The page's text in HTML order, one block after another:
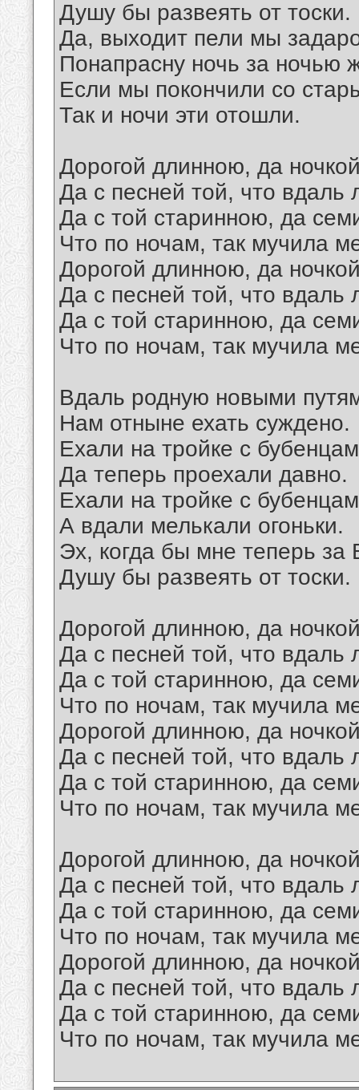
Душу бы развеять от тоски.
Да, выходит пели мы
Понапрасну ночь за ночью
Если мы покончили со
Так и ночи эти отошли.
Дорогой длинною, да
Да с песней той, что вдаль
Да с той старинною, да
Что по ночам, так мучила
Дорогой длинною, да
Да с песней той, что вдаль
Да с той старинною, да
Что по ночам, так мучила
Вдаль родную новыми
Нам отныне ехать суждено.
Ехали на тройке с
Да теперь проехали давно.
Ехали на тройке с
А вдали мелькали огоньки.
Эх, когда бы мне теперь за
Душу бы развеять от тоски.
Дорогой длинною, да
Да с песней той, что вдаль
Да с той старинною, да
Что по ночам, так мучила
Дорогой длинною, да
Да с песней той, что вдаль
Да с той старинною, да
Что по ночам, так мучила
Дорогой длинною, да
Да с песней той, что вдаль
Да с той старинною, да
Что по ночам, так мучила
Дорогой длинною, да
Да с песней той, что вдаль
Да с той старинною, да
Что по ночам, так мучила